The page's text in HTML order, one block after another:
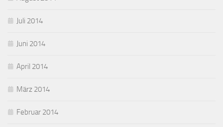
Juli 2014
Juni 2014
April 2014
März 2014
Februar 2014